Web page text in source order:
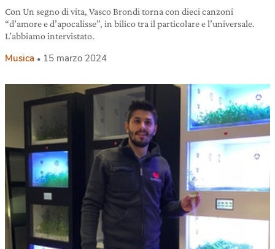
Con Un segno di vita, Vasco Brondi torna con dieci canzoni
“d’amore e d’apocalisse”, in bilico tra il particolare e l’universale.
L’abbiamo intervistato.
Musica 15 marzo 2024